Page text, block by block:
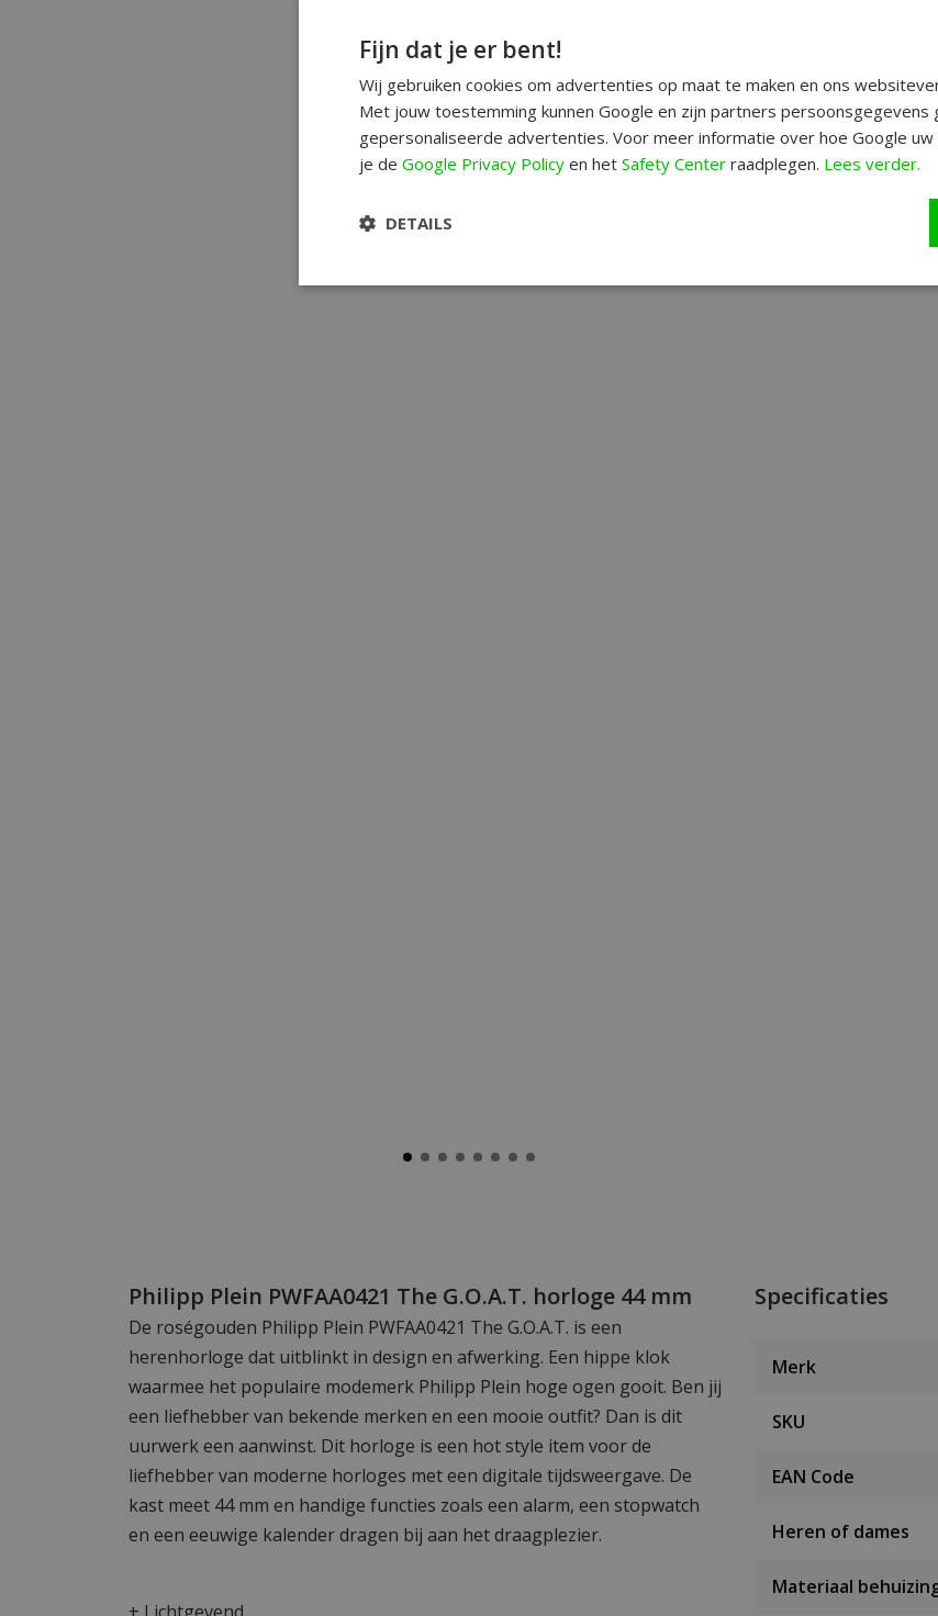
Philipp Plein PWFAA0421 The G.O.A.T. horloge 44 mm
De roségouden Philipp Plein PWFAA0421 The G.O.A.T. is een
herenhorloge dat uitblinkt in design en afwerking. Een hippe klok
waarmee het populaire modemerk Philipp Plein hoge ogen gooit. Ben jij
een liefhebber van bekende merken en een mooie outfit? Dan is dit
uurwerk een aanwinst. Dit horloge is een hot style item voor de
liefhebber van moderne horloges met een digitale tijdsweergave. De
kast meet 44 mm en handige functies zoals een alarm, een stopwatch
en een eeuwige kalender dragen bij aan het draagplezier.
Specificaties
Merk
SKU
EAN Code
Heren of dames
Materiaal
Fijn dat je er bent!
Wij gebruiken cookies om advertenties op maat te maken en ons
Met jouw toestemming kunnen Google en zijn partners persoonsgegevens
gepersonaliseerde advertenties. Voor meer informatie over hoe Google
je de Google Privacy Policy en het Safety Center raadplegen. Lees verder.
DETAILS